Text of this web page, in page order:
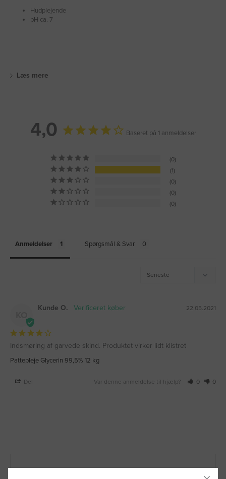
Hudplejende
pH ca. 7
Læs mere
4,0 Baseret på 1 anmeldelser
0
1
0
0
0
Anmeldelser Spørgsmål & Svar
22.05.2021
Kunde O.
Indsmøring af garvede skind. Produktet virker lidt klistret
Pattepleje Glycerin 99,5% 12 kg
Del Var denne anmeldelse til hjælp? 0 0